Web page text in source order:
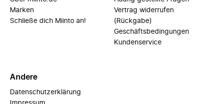
Marken
Schließe dich Miinto an!
Vertrag widerrufen
(Rückgabe)
Geschäftsbedingungen
Kundenservice
Andere
Datenschutzerklärung